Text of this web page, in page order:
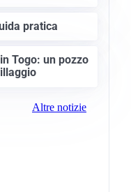
pratica
Togo: un pozzo
Altre notizie